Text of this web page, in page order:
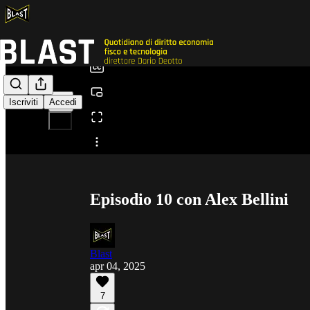
Iscriviti Accedi
Condividi da0:00
Episodio 10 con Alex Bellini
Blast
apr 04, 2025
7